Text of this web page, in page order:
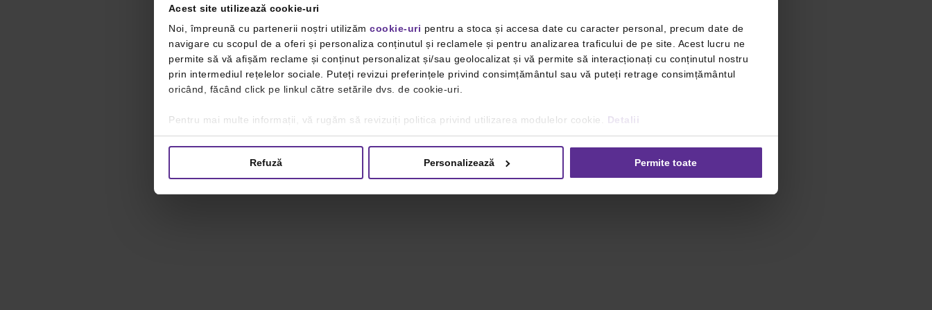
Acest site utilizează cookie-uri
Noi, împreună cu partenerii noștri utilizăm cookie-uri pentru a stoca și accesa date cu caracter personal, precum date de
navigare cu scopul de a oferi și personaliza conținutul și reclamele și pentru analizarea traficului de pe site. Acest lucru ne
permite să vă afișăm reclame și conținut personalizat și/sau geolocalizat și vă permite să interacționați cu conținutul nostru
prin intermediul rețelelor sociale. Puteți revizui preferințele privind consimțământul sau vă puteți retrage consimțământul
oricând, făcând click pe linkul către setările dvs. de cookie-uri.
Pentru mai multe informații, vă rugăm să revizuiți politica privind utilizarea modulelor cookie. Detalii
Refuză Personalizează Permite toate